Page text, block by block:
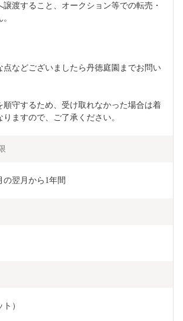
譲渡すること、オークション等での転売・
点などございましたら丹徳庭園までお問い
守するため、受け取れなかった場合は着
ますので、ご了承ください。
翌月から1年間
）